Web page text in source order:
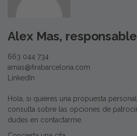
Alex Mas,
663 044 734
amas@firabarcelona.com
LinkedIn
Hola, si quieres una propuesta
consulta sobre las opciones de
dudes en contactarme.